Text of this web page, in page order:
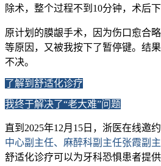
除术，整个过程不到10分钟，术后
原计划的膜龈手术，因为伤口愈合
等原因，又被我按下了暂停键。结
不决。
了解到舒适化诊疗
我终于解决了“老大难”问题
直到2025年12月15日，浙医在线邀约
中心副主任、麻醉科副主任张霞副
舒适化诊疗可以为牙科恐惧患者提